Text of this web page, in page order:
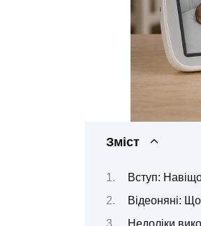
Зміст
Вступ:
Відеоняні: Що